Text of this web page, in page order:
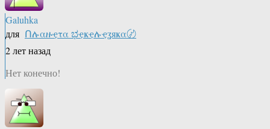
Galuhka
для Ոሉαዙҿτα ಭҿҝҿሉҿʓяҝα〄
2 лет назад
Нет конечно!